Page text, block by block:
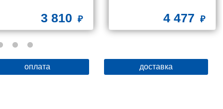
3 810 4 477
оплата доставка